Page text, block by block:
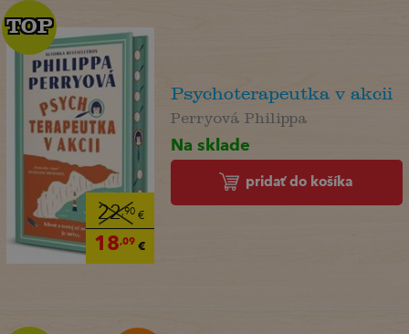
22,90€
18,09€
TOP
TOP
Psychoterapeutka v akcii
Perryová Philippa
Na sklade
pridať do košíka